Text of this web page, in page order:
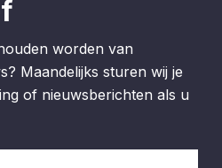
worden van
Maandelijks sturen wij je
of nieuwsberichten als u